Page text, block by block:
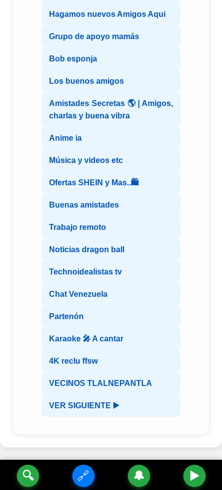
Hagamos nuevos Amigos Aqui
Grupo de apoyo mamás
Bob esponja
Los buenos amigos
Amistades Secretas 🌎 | Amigos,
charlas y buena vibra
Anime ia
Música y videos etc
Ofertas SHEIN y Mas..🛍️
Buenas amistades
Trabajo remoto
Noticias dragon ball
Technoidealistas tv
Chat Venezuela
Partenón
Karaoke 🎤 A cantar
4K reclu ffsw
VECINOS TLALNEPANTLA
VER SIGUIENTE ▶️
🔍 🔗 🔔 ▶️